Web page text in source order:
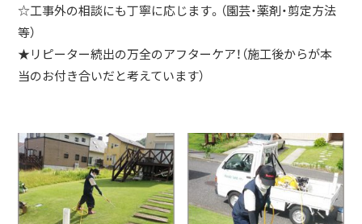
☆工事外の相談にも丁寧に応じます。（園芸・薬剤・剪定方法
等）
★リピーター続出の万全のアフターケア！（施工後からが本
当のお付き合いだと考えています）